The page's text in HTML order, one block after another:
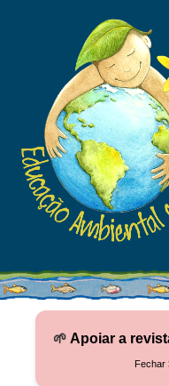
🌱 Apoiar a
Fechar